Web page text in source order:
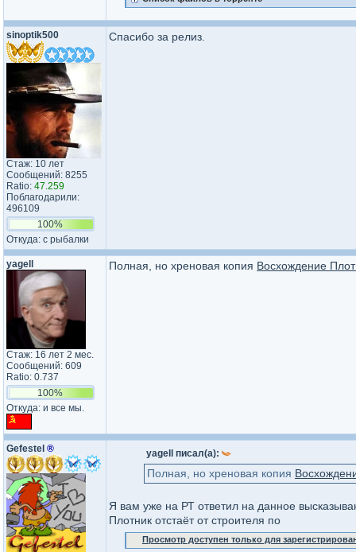
sinoptik500
Стаж: 10 лет
Сообщений: 8255
Ratio: 47.259
Поблагодарили:
496109
100%
Откуда: с рыбалки
Спасибо за релиз.
yagell
Стаж: 16 лет 2 мес.
Сообщений: 609
Ratio: 0.737
100%
Откуда: и все мы.
Полная, но хреновая копия Восхождение
Gefestel ® yagell писал(а):
Полная, но хреновая копия
Я вам уже на РТ ответил на данное
Плотник отстаёт от строителя по
Просмотр доступен только для